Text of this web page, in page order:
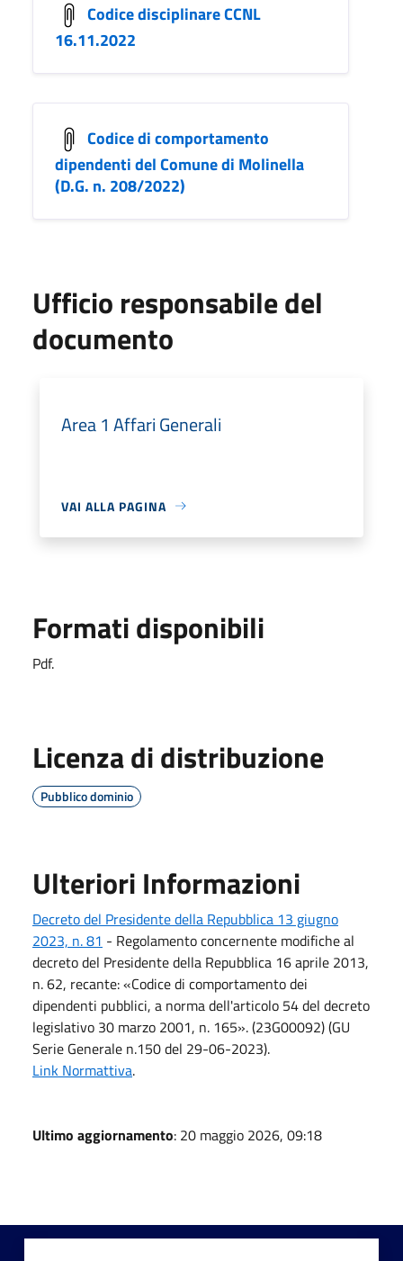
Codice disciplinare CCNL
16.11.2022
Codice di comportamento
dipendenti del Comune di Molinella
(D.G. n. 208/2022)
Ufficio responsabile del
documento
Area 1 Affari Generali
VAI ALLA PAGINA
Formati disponibili
Pdf.
Licenza di distribuzione
Pubblico dominio
Ulteriori Informazioni
Decreto del Presidente della Repubblica 13 giugno
2023, n. 81 - Regolamento concernente modifiche al
decreto del Presidente della Repubblica 16 aprile 2013,
n. 62, recante: «Codice di comportamento dei
dipendenti pubblici, a norma dell'articolo 54 del decreto
legislativo 30 marzo 2001, n. 165». (23G00092) (GU
Serie Generale n.150 del 29-06-2023).
Link Normattiva.
Ultimo aggiornamento: 20 maggio 2026, 09:18